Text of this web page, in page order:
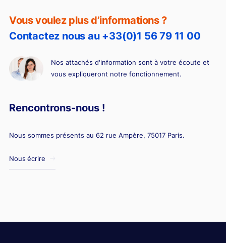
Vous voulez plus d’informations ?
Contactez nous au +33(0)1 56 79 11 00
Nos attachés d'information sont à votre écoute et
vous expliqueront notre fonctionnement.
Rencontrons-nous !
Nous sommes présents au 62 rue Ampère, 75017 Paris.
Nous écrire